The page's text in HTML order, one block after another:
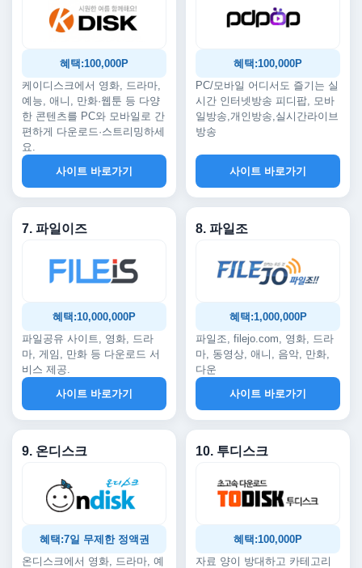
혜택:100,000P
케이디스크에서 영화, 드라마,
예능, 애니, 만화·웹툰 등 다양
한 콘텐츠를 PC와 모바일로 간
편하게 다운로드·스트리밍하세
요.
사이트 바로가기
혜택:100,000P
PC/모바일 어디서도 즐기는 실
시간 인터넷방송 피디팝, 모바
일방송,개인방송,실시간라이브
방송
사이트 바로가기
7. 파일이즈
혜택:10,000,000P
파일공유 사이트, 영화, 드라
마, 게임, 만화 등 다운로드 서
비스 제공.
사이트 바로가기
8. 파일조
혜택:1,000,000P
파일조, filejo.com, 영화, 드라
마, 동영상, 애니, 음악, 만화,
다운
사이트 바로가기
9. 온디스크
혜택:7일 무제한 정액권
온디스크에서 영화, 드라마, 예
10. 투디스크
혜택:100,000P
자료 양이 방대하고 카테고리